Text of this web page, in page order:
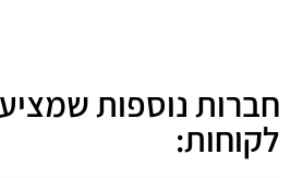
חברות נוספות
לקוחות: